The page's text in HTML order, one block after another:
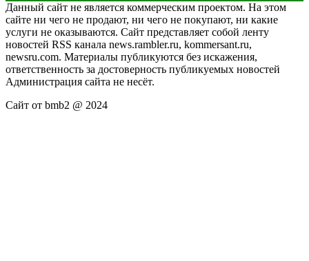
Данный сайт не является коммерческим проектом. На этом
сайте ни чего не продают, ни чего не покупают, ни какие
услуги не оказываются. Сайт представляет собой ленту
новостей RSS канала news.rambler.ru, kommersant.ru,
newsru.com. Материалы публикуются без искажения,
ответственность за достоверность публикуемых новостей
Администрация сайта не несёт.
Сайт от bmb2 @ 2024